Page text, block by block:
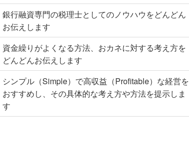
銀行融資専門の税理士としてのノウハウをどんどん
お伝えします
資金繰りがよくなる方法、おカネに対する考え方を
どんどんお伝えします
シンプル（Simple）で高収益（Profitable）な経営を
おすすめし、その具体的な考え方や方法を提示しま
す